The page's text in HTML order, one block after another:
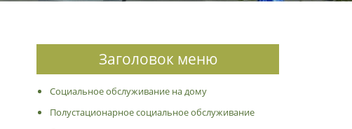
Заголовок меню
Социальное обслуживание на дому
Полустационарное социальное обслуживание